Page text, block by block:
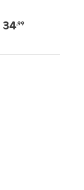
34,99